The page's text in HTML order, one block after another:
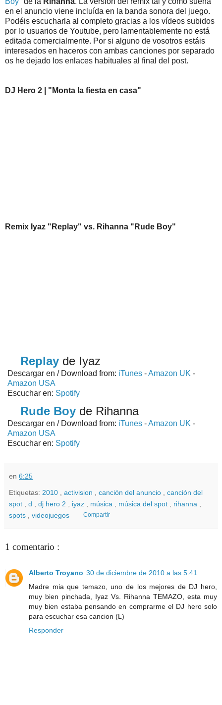
en el anuncio viene incluída en la banda sonora del juego.
Podéis escucharla al completo gracias a los vídeos subidos
por lo usuarios de Youtube, pero lamentablemente no está
editada comercialmente. Por si alguno de vosotros estáis
interesados en haceros con ambas canciones por separado
os he dejado los enlaces habituales al final del post.
DJ Hero 2 | "Monta la fiesta en casa"
Remix Iyaz "Replay" vs. Rihanna "Rude Boy"
Replay de Iyaz
Descargar en / Download from: iTunes -Amazon UK -
Amazon USA
Escuchar en: Spotify
Rude Boy de Rihanna
Descargar en / Download from: iTunes -Amazon UK -
Amazon USA
Escuchar en: Spotify
en 6:25
Etiquetas: 2010 , activision , canción del anuncio , canción del
spot , d , dj hero 2 , iyaz , música , música del spot , rihanna ,
spots , videojuegos Compartir
1 comentario :
Alberto Troyano 30 de diciembre de 2010 a las 5:41
Madre mia que temazo, uno de los mejores de DJ hero,
muy bien pinchada, Iyaz Vs. Rihanna TEMAZO, esta muy
muy bien estaba pensando en comprarme el DJ hero solo
para escuchar esa cancion (L)
Responder